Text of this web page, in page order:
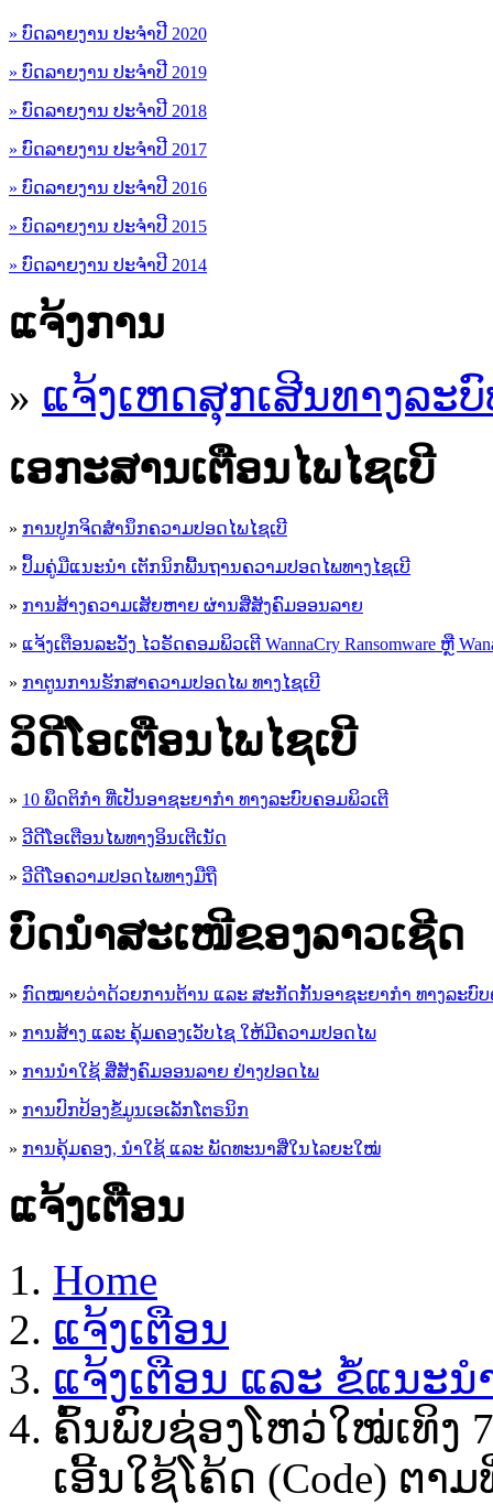
» ບົດລາຍງານ ປະຈຳປີ 2020
» ບົດລາຍງານ ປະຈຳປີ 2019
» ບົດລາຍງານ ປະຈຳປີ 2018
» ບົດລາຍງານ ປະຈຳປີ 2017
» ບົດລາຍງານ ປະຈຳປີ 2016
» ບົດລາຍງານ ປະຈຳປີ 2015
» ບົດລາຍງານ ປະຈຳປີ 2014
ແຈ້ງການ
» ແຈ້ງເຫດສຸກເສີນທາງລະ
ເອ​ກະ​ສານເຕືອນໄພໄຊເບີ
» ການປູກຈິດສໍານຶກຄວາມປອດໄພໄຊເບີ
» ປຶ້ມຄູ່ມືແນະນໍາ ເຕັກນິກພື້ນຖານຄວາມປອດໄພທາງໄຊເບີ
» ການສ້າງຄວາມເສັຍຫາຍ ຜ່ານສື່ສັງຄົມອອນລາຍ
» ແຈ້ງເຕືອນລະວັງ ໄວຣັດຄອມພິວເຕີ WannaCry Ransomware ຫຼື
» ກາຕູນການຮັກສາຄວາມປອດໄພ ທາງໄຊເບີ
ວິດີໂອເຕືອນໄພໄຊເບີ
» 10 ພຶດຕິກໍາ ທີ່ເປັນອາຊະຍາກໍາ ທາງລະບົບຄອມພິວເຕີ
» ວີດີໂອເຕືອນໄພທາງອິນເຕີເນັດ
» ວ​ີ​ດີ​ໂອ​ຄວາມ​ປອດ​ໄພ​ທາງ​ມື​ຖື
ບົດນຳສະເໜີຂອງລາວເຊີດ
» ກົດໝາຍວ່າດ້ວຍການຕ້ານ ແລະ ສະກັດກັ້ນອາຊະຍາກຳ ທາງລະບົບ
» ການສ້າງ ແລະ ຄຸ້ມຄອງເວັບໄຊ ໃຫ້ມີຄວາມປອດໄພ
» ການນຳໃຊ້ ສື່ສັງຄົມອອນລາຍ ຢ່າງປອດໄພ
» ການ​ປົກ​ປ້ອງ​ຂໍ້​ມູນ​ເອ​ເລັກ​ໂຕ​ຣ​ນິກ
» ການຄຸ້ມຄອງ, ນໍາໃຊ້ ແລະ ພັດທະນາສື່ໃນໄລຍະໃໝ່
ແຈ້ງເຕືອນ
Home
ແຈ້ງເຕືອນ
ແຈ້ງເຕືອນ ແລະ ຂໍ້ແນະນ
ຄົ້ນພົບຊ່ອງໂຫວ່ໃໝ່ເທິງ
ເອີ້ນໃຊ້ໂຄ້ດ (Code) ຕ